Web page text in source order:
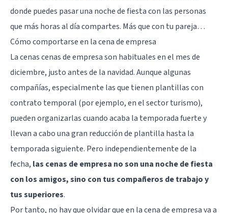
donde puedes pasar una noche de fiesta con las personas
que más horas al día compartes. Más que con tu pareja…
Cómo comportarse en la cena de empresa
La cenas cenas de empresa son habituales en el mes de
diciembre, justo antes de la navidad. Aunque algunas
compañías, especialmente las que tienen plantillas con
contrato temporal (por ejemplo, en el sector turismo),
pueden organizarlas cuando acaba la temporada fuerte y
llevan a cabo una gran reducción de plantilla hasta la
temporada siguiente. Pero independientemente de la
fecha, las cenas de empresa no son una noche de fiesta
con los amigos, sino con tus compañeros de trabajo y
tus superiores.
Por tanto, no hay que olvidar que en la cena de empresava a